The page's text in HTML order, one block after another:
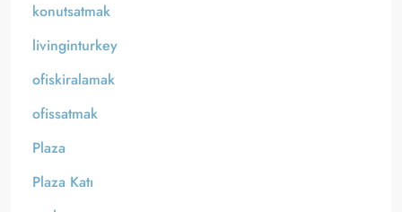
konutsatmak
livinginturkey
ofiskiralamak
ofissatmak
Plaza
Plaza Katı